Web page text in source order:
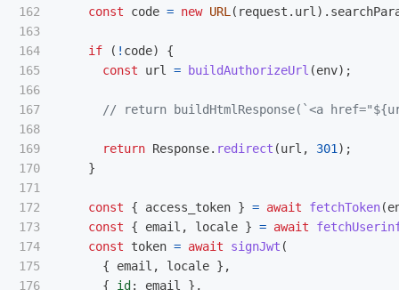
162
163
164
165
166
167
168
169
170
171
172
173
174
175
176
const
code = new URL ( request . url ).
if ( ! code)
{
const
url = buildAuthorizeUrl (env);
// return buildHtmlResponse(`<a
return Response. redirect (url , 301 );
}
const { access_token } = await fetchToken(
const
{ email , locale } = await
const
token = await signJwt (
{
email , locale },
{
id : email
},